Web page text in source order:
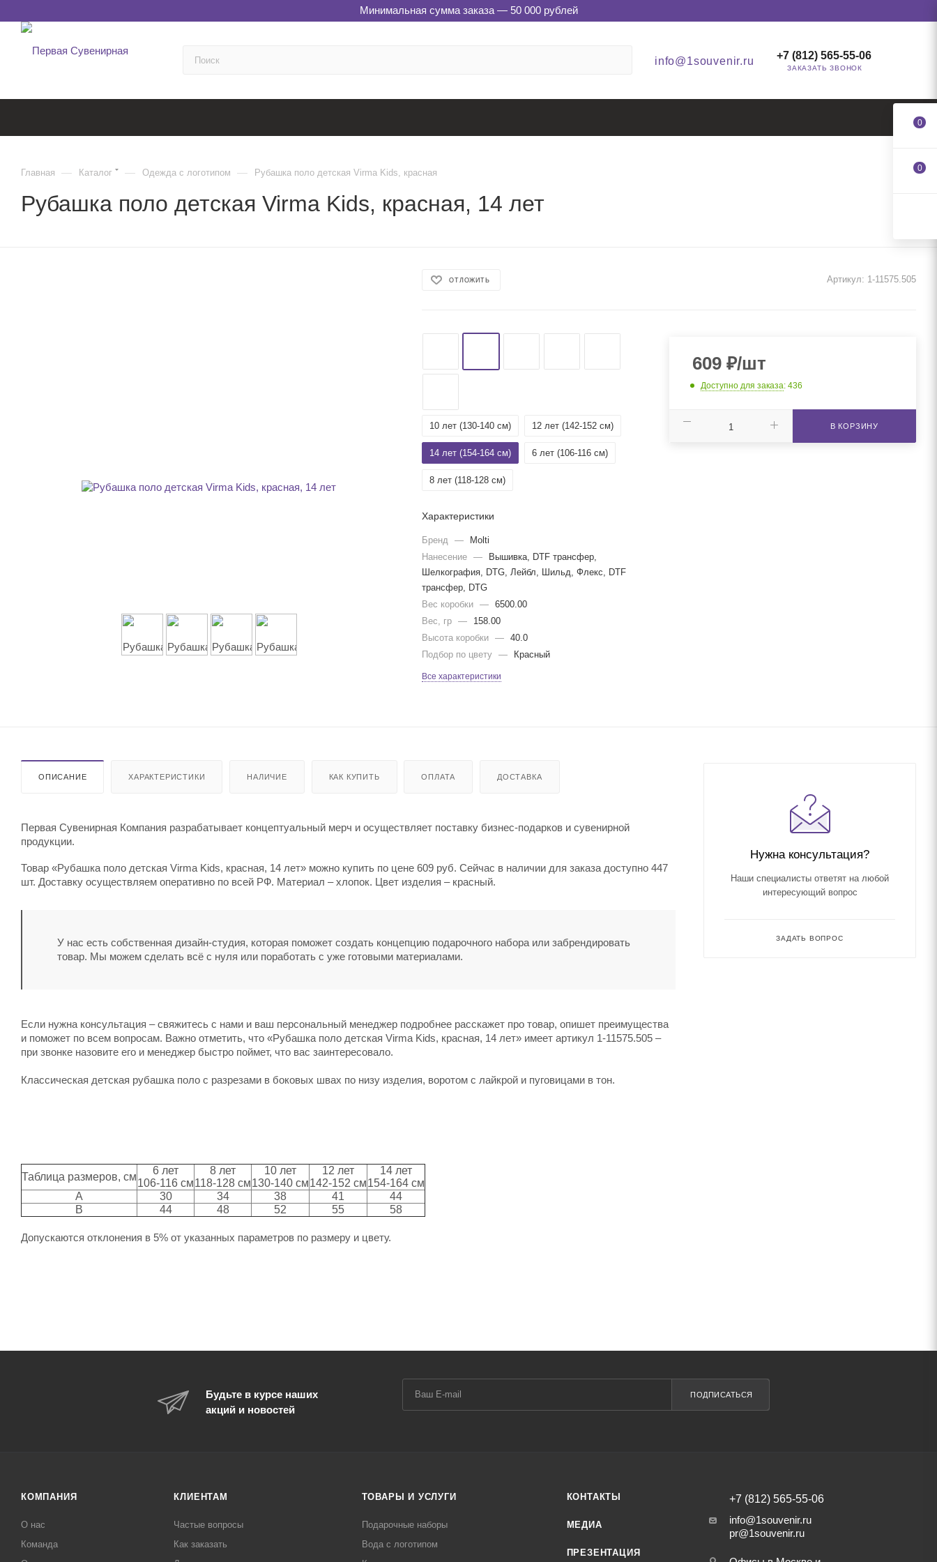
Минимальная сумма заказа — 50 000 рублей
info@1souvenir.ru +7 (812) 565-55-06
ЗАКАЗАТЬ ЗВОНОК
Главная — Каталог — Одежда с логотипом — Рубашка поло детская Virma Kids, красная
Рубашка поло детская Virma Kids, красная, 14 лет
ОТЛОЖИТЬ Артикул: 1-11575.505
10 лет (130-140 см) 12 лет (142-152 см)
14 лет (154-164 см) 6 лет (106-116 см)
8 лет (118-128 см)
Характеристики
Бренд —
Molti
Нанесение
—
Вышивка, DTF трансфер,
Шелкография, DTG, Лейбл, Шильд, Флекс, DTF
трансфер, DTG
Вес коробки
—
6500.00
Вес, гр
—
158.00
Высота коробки
—
40.0
Подбор по цвету
— Красный
Все характеристики
609₽/шт
Доступно для заказа: 436
В КОРЗИНУ
ОПИСАНИЕ ХАРАКТЕРИСТИКИ НАЛИЧИЕ КАК КУПИТЬ ОПЛАТА ДОСТАВКА
Первая Сувенирная Компания разрабатывает концептуальный мерч и осуществляет поставку бизнес-подарков и сувенирной
продукции.
Товар «Рубашка поло детская Virma Kids, красная, 14 лет» можно купить по цене 609 руб. Сейчас в наличии для заказа доступно 447
шт. Доставку осуществляем оперативно по всей РФ. Материал – хлопок. Цвет изделия – красный.
У нас есть собственная дизайн-студия, которая поможет создать концепцию подарочного набора или забрендировать
товар. Мы можем сделать всё с нуля или поработать с уже готовыми материалами.
Если нужна консультация – свяжитесь с нами и ваш персональный менеджер подробнее расскажет про товар, опишет преимущества
и поможет по всем вопросам. Важно отметить, что «Рубашка поло детская Virma Kids, красная, 14 лет» имеет артикул 1-11575.505 –
при звонке назовите его и менеджер быстро поймет, что вас заинтересовало.
Классическая детская рубашка поло с разрезами в боковых швах по низу изделия, воротом с лайкрой и пуговицами в тон.
Таблица размеров, см
6 лет
106-116 см
8 лет
118-128 см
10 лет
130-140 см
12 лет
142-152 см
14 лет
154-164 см
A
30 34 38 41
44
B
44 48 52 55 58
Допускаются отклонения в 5% от указанных параметров по размеру и цвету.
Нужна консультация?
Наши специалисты ответят на любой
интересующий вопрос
ЗАДАТЬ ВОПРОС
Будьте в курсе наших
акций и новостей
ПОДПИСАТЬСЯ
КОМПАНИЯ
О нас
Команда
КЛИЕНТАМ
Частые вопросы
Как заказать
ТОВАРЫ И УСЛУГИ
Подарочные наборы
Вода с логотипом
КОНТАКТЫ
МЕДИА
ПРЕЗЕНТАЦИЯ
+7 (812) 565-55-06
info@1souvenir.ru
pr@1souvenir.ru
0
0